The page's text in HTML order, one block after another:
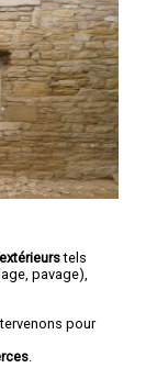
tels
pavage),
pour